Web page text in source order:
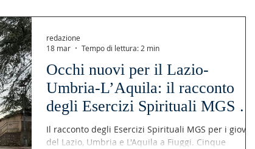
Occhi nuovi per il Lazio-
Umbria-L’Aquila: il racconto
degli Esercizi Spirituali MGS a
Fiuggi
Il racconto degli Esercizi Spirituali MGS per i giovani
del Lazio, Umbria e L'Aquila a Fiuggi. Cinque
redazione
18 mar
Tempo di lettura: 2 min